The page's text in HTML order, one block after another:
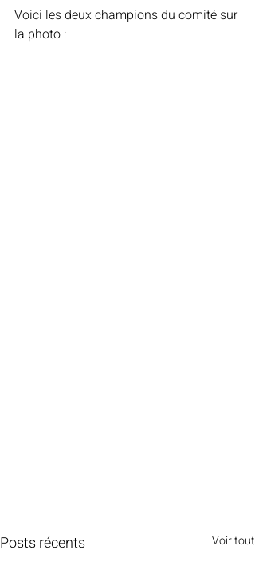
Voici les deux champions du comité sur
la photo :
Posts récents Voir tout